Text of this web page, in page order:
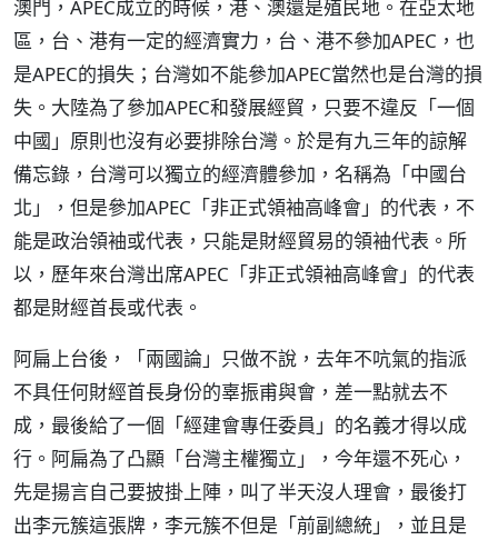
澳門，APEC成立的時候，港、澳還是殖民地。在亞太地
區，台、港有一定的經濟實力，台、港不參加APEC，也
是APEC的損失；台灣如不能參加APEC當然也是台灣的損
失。大陸為了參加APEC和發展經貿，只要不違反「一個
中國」原則也沒有必要排除台灣。於是有九三年的諒解
備忘錄，台灣可以獨立的經濟體參加，名稱為「中國台
北」，但是參加APEC「非正式領袖高峰會」的代表，不
能是政治領袖或代表，只能是財經貿易的領袖代表。所
以，歷年來台灣出席APEC「非正式領袖高峰會」的代表
都是財經首長或代表。
阿扁上台後，「兩國論」只做不說，去年不吭氣的指派
不具任何財經首長身份的辜振甫與會，差一點就去不
成，最後給了一個「經建會專任委員」的名義才得以成
行。阿扁為了凸顯「台灣主權獨立」，今年還不死心，
先是揚言自己要披掛上陣，叫了半天沒人理會，最後打
出李元簇這張牌，李元簇不但是「前副總統」，並且是